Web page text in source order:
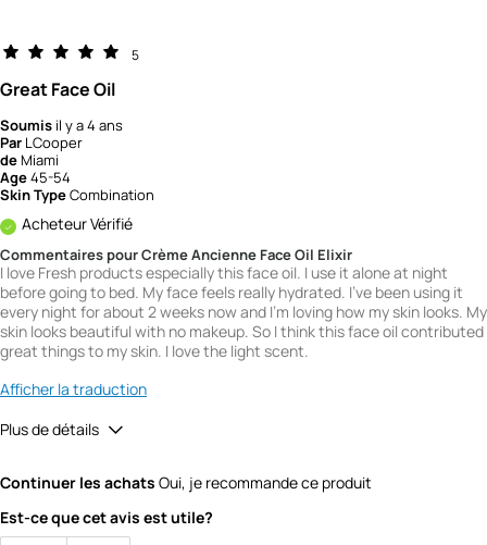
5
Great Face Oil
Soumis il y a 4 ans
Par LCooper
deMiami
Age45-54
Skin TypeCombination
Acheteur Vérifié
Commentaires pour Crème Ancienne Face Oil Elixir
I love Fresh products especially this face oil. I use it alone at night
before going to bed. My face feels really hydrated. I've been using it
every night for about 2 weeks now and I'm loving how my skin looks. My
skin looks beautiful with no makeup. So I think this face oil contributed
great things to my skin. I love the light scent.
Afficher la traduction
Plus de détails
Continuer les achats Oui, je recommande ce produit
Est-ce que cet avis est utile?